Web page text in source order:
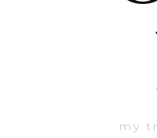
my